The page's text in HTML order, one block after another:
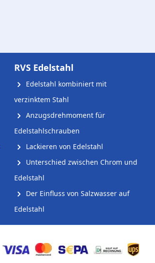
RVS Edelstahl
Edelstahl kombiniert mit
verzinktem Stahl
Anzugsdrehmoment für
Edelstahlschrauben
Lackieren von Edelstahl
Unterschied zwischen Chrom und
Edelstahl
Der Einfluss von Salzwasser auf
Edelstahl